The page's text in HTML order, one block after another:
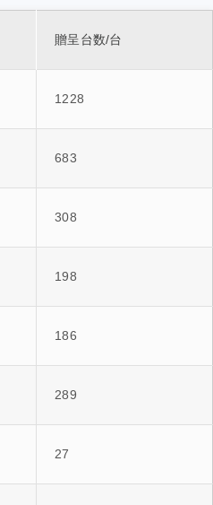
贈呈台数/台
1228
683
308
198
186
289
27